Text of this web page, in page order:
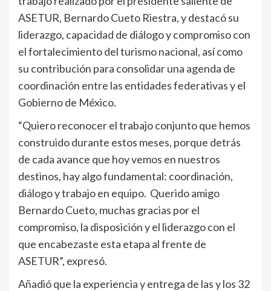
ASETUR, Bernardo Cueto Riestra, y destacó su
liderazgo, capacidad de diálogo y compromiso con
el fortalecimiento del turismo nacional, así como
su contribución para consolidar una agenda de
coordinación entre las entidades federativas y el
Gobierno de México.
“Quiero reconocer el trabajo conjunto que hemos
construido durante estos meses, porque detrás
de cada avance que hoy vemos en nuestros
destinos, hay algo fundamental: coordinación,
diálogo y trabajo en equipo. Querido amigo
Bernardo Cueto, muchas gracias por el
compromiso, la disposición y el liderazgo con el
que encabezaste esta etapa al frente de
ASETUR”, expresó.
Añadió que la experiencia y entrega de las y los 32